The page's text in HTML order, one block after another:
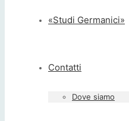
«Studi Germanici»
Contatti
Dove siamo